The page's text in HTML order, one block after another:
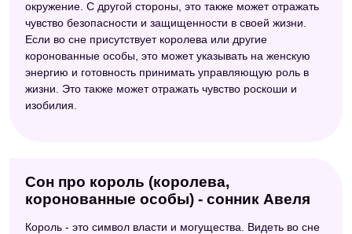
окружение. С другой стороны, это также может отражать
чувство безопасности и защищенности в своей жизни.
Если во сне присутствует королева или другие
коронованные особы, это может указывать на женскую
энергию и готовность принимать управляющую роль в
жизни. Это также может отражать чувство роскоши и
изобилия.
Сон про король (королева,
коронованные особы) - сонник Авеля
Король - это символ власти и могущества. Видеть во сне